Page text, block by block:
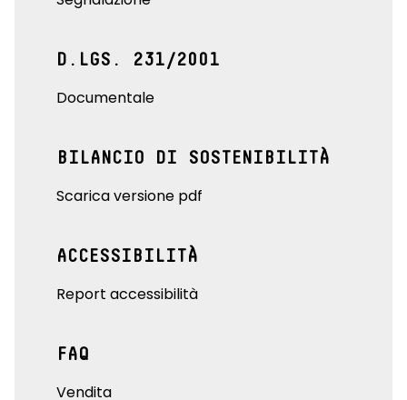
D.LGS. 231/2001
Documentale
BILANCIO DI SOSTENIBILITÀ
Scarica versione pdf
ACCESSIBILITÀ
Report accessibilità
FAQ
Vendita